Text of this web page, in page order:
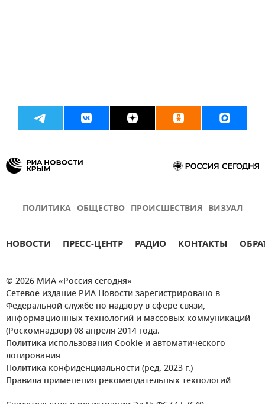
ПОЛИТИКА ОБЩЕСТВО ПРОИСШЕСТВИЯ ВИЗУАЛ
НОВОСТИ ПРЕСС-ЦЕНТР РАДИО КОНТАКТЫ
© 2026 МИА «Россия сегодня»
Сетевое издание РИА Новости зарегистрировано в
Федеральной службе по надзору в сфере связи,
информационных технологий и массовых коммуникаций
(Роскомнадзор) 08 апреля 2014 года.
Политика использования Cookie и автоматического
логирования
Политика конфиденциальности (ред. 2023 г.)
Правила применения рекомендательных технологий